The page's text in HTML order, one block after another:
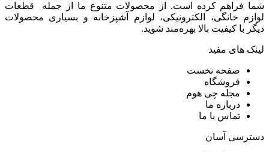
شما فراهم کرده است. از محصولات متنوع ما از جمله قطعات
لوازم خانگی، الکترونیکی، لوازم آشپزخانه و بسیاری محصولات
دیگر با کیفیت بالا بهره‌مند شوید.
لینک های مفید
صفحه نخست
فروشگاه
مجله چی هوم
درباره ما
تماس با ما
دسترسی آسان